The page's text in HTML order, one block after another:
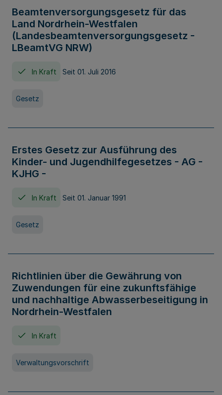
Beamtenversorgungsgesetz für das
Land Nordrhein-Westfalen
(Landesbeamtenversorgungsgesetz -
LBeamtVG NRW)
In Kraft Seit 01. Juli 2016
Gesetz
Erstes Gesetz zur Ausführung des
Kinder- und Jugendhilfegesetzes - AG -
KJHG -
In Kraft Seit 01. Januar 1991
Gesetz
Richtlinien über die Gewährung von
Zuwendungen für eine zukunftsfähige
und nachhaltige Abwasserbeseitigung in
Nordrhein-Westfalen
In Kraft
Verwaltungsvorschrift